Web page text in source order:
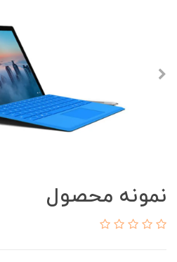
نمونه محصول